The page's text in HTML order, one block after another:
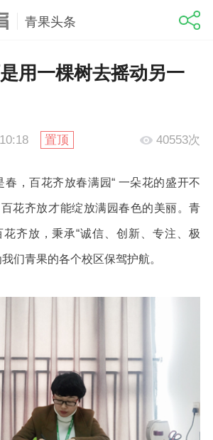
青果头条
用一棵树去摇动另一
置顶 40553次
，百花齐放春满园“ 一朵花的盛开不
花齐放才能绽放满园春色的美丽。青
齐放，秉承“诚信、创新、专注、极
们青果的各个校区保驾护航。